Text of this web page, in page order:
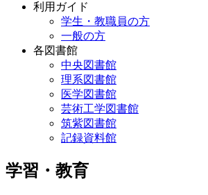
利用ガイド
学生・教職員の方
一般の方
各図書館
中央図書館
理系図書館
医学図書館
芸術工学図書館
筑紫図書館
記録資料館
学習・教育